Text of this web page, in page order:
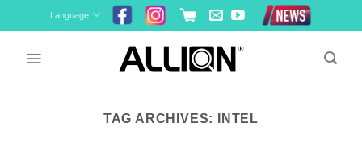
to
Language
TAG ARCHIVES: INTEL